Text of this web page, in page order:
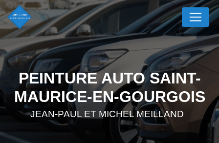
PEINTURE AUTO SAINT-
MAURICE-EN-GOURGOIS
JEAN-PAUL ET MICHEL MEILLAND
Panneau de gestion des cookies